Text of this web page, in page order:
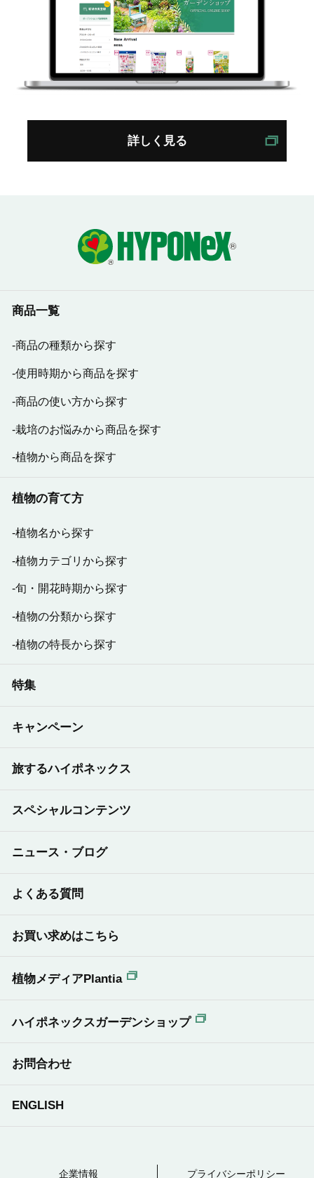
詳しく見る
商品一覧
商品の種類から探す
使用時期から商品を探す
商品の使い方から探す
栽培のお悩みから商品を探す
植物から商品を探す
植物の育て方
植物名から探す
植物カテゴリから探す
旬・開花時期から探す
植物の分類から探す
植物の特長から探す
特集
キャンペーン
旅するハイポネックス
スペシャルコンテンツ
ニュース・ブログ
よくある質問
お買い求めはこちら
植物メディアPlantia
ハイポネックスガーデンショップ
お問合わせ
ENGLISH
企業情報 プライバシーポリシー